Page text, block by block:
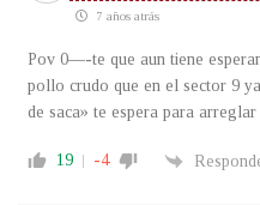
7 años atrás
Pov 0—-te que aun tiene
pollo crudo que en el sector 9
de saca» te espera para
19 -4